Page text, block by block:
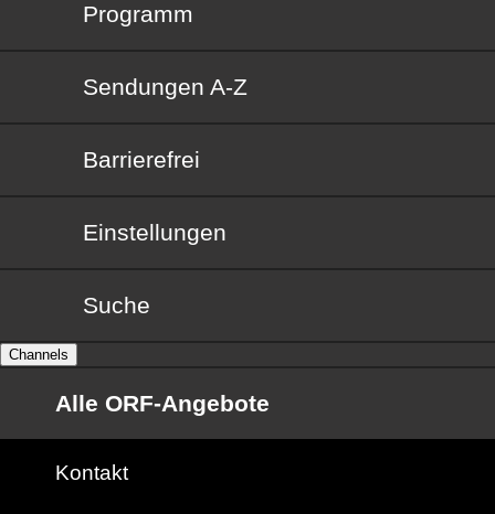
Programm
Sendungen von A bis Z
Sendungen A-Z
Barrierefrei
Barrierefrei
Einstellungen
Suche
Channels
Alle ORF-Angebote
Kontakt